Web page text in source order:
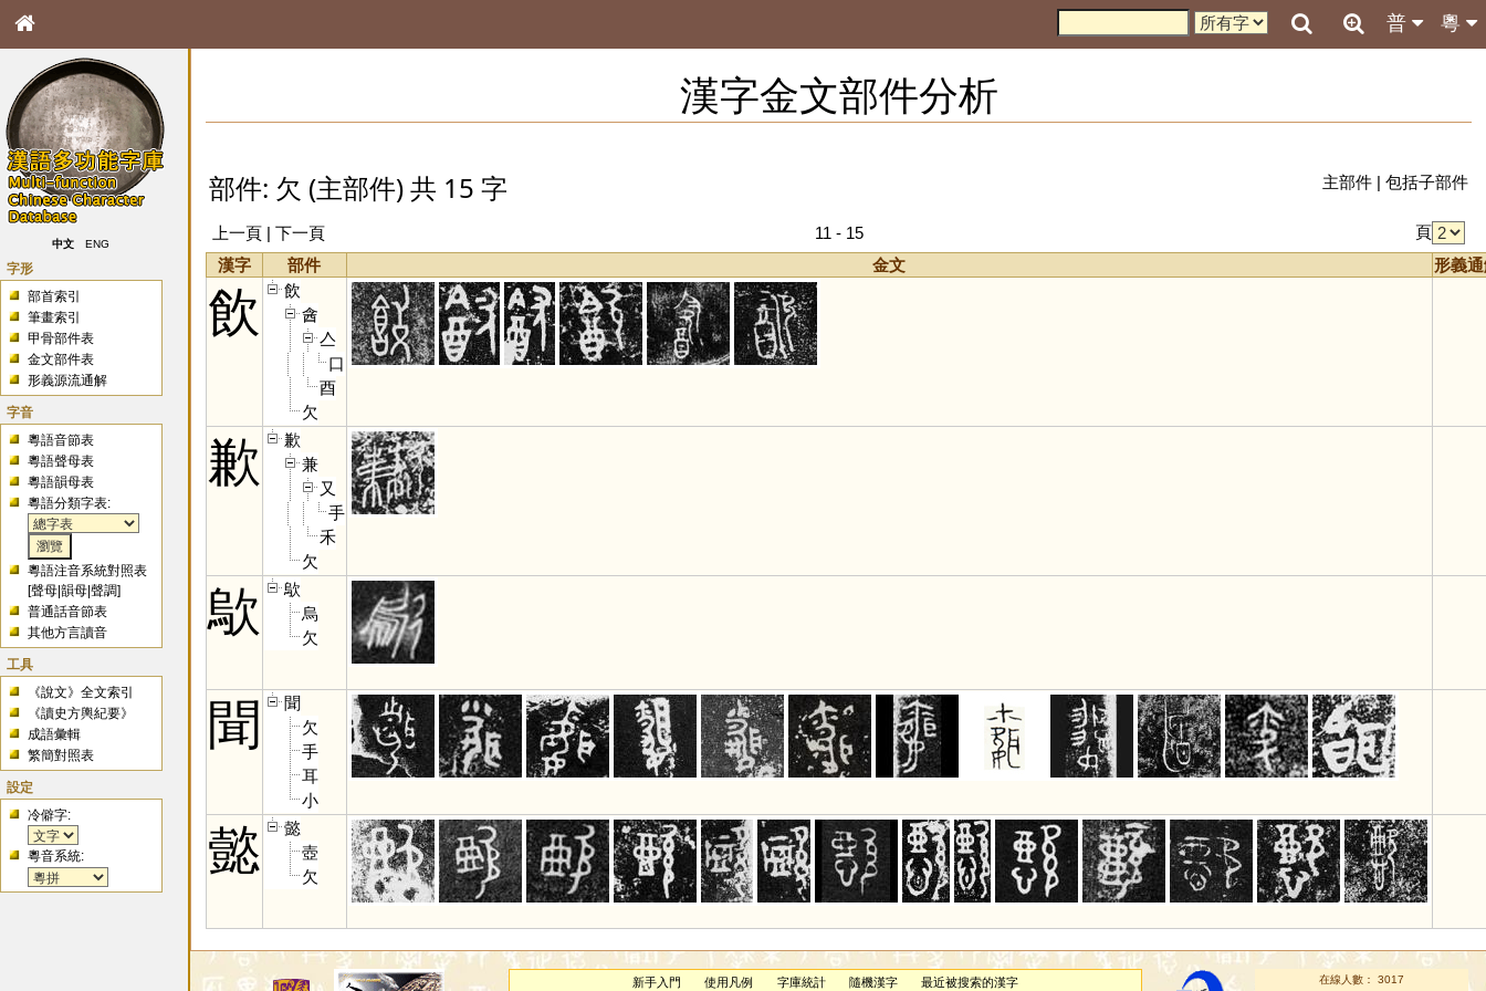
粵
普
中文 ENG
字形
部首索引
筆畫索引
甲骨部件表
金文部件表
形義源流通解
字音
粵語音節表
粵語聲母表
粵語韻母表
粵語分類字表:
粵語注音系統對照表
[聲母 |韻母 |聲調]
普通話音節表
其他方言讀音
工具
《說文》全文索引
《讀史方輿紀要》
成語彙輯
繁簡對照表
設定
冷僻字:
粵音系統:
漢字金文部件分析
部件: 欠 (主部件) 共 15 字 主部件| 包括子部件
上一頁| 下一頁 11 - 15
頁
漢字
部件 金文 形義
飲
飲
酓
亼
口
酉
欠
歉
歉
兼
又
手
禾
欠
歍
歍
烏
欠
聞
聞
欠
手
耳
小
懿
懿
壺
欠
新手入門 使用凡例 字庫統計 隨機漢字 最近被搜索的漢字
在線人數： 3017